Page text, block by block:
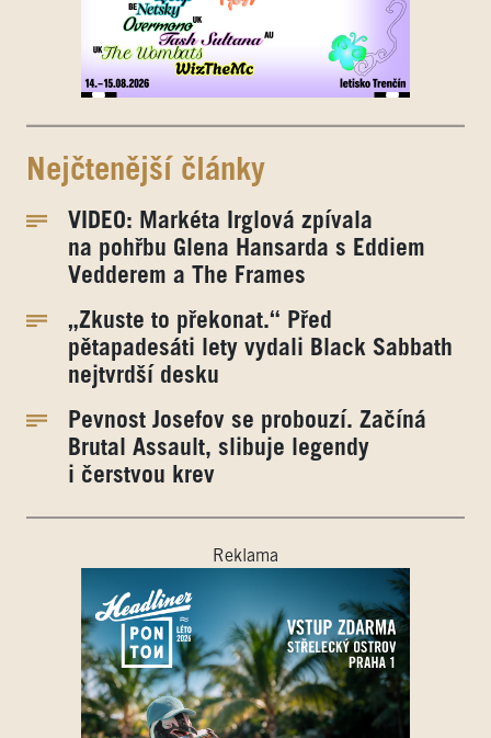
Nejčtenější články
VIDEO: Markéta Irglová zpívala
na pohřbu Glena Hansarda s Eddiem
Vedderem a The Frames
„Zkuste to překonat.“ Před
pětapadesáti lety vydali Black Sabbath
nejtvrdší desku
Pevnost Josefov se probouzí. Začíná
Brutal Assault, slibuje legendy
i čerstvou krev
Reklama